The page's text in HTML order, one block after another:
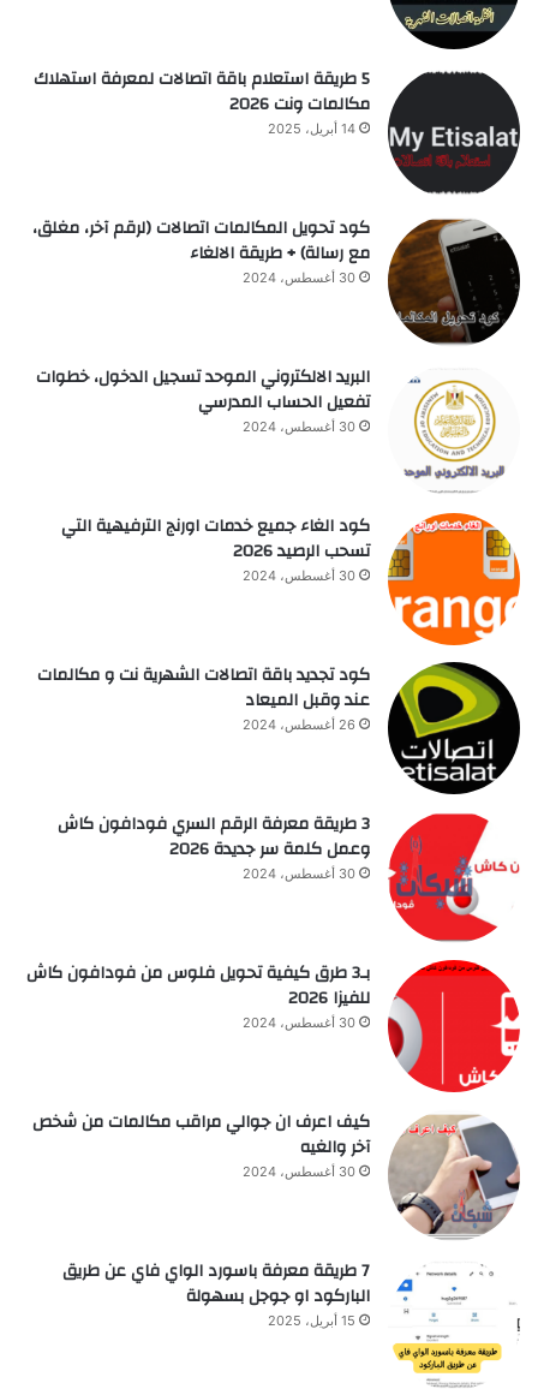
5 طريقة استعلام باقة اتصالات لمعرفة استهلاك
مكالمات ونت 2026
14 أبريل، 2025
كود تحويل المكالمات اتصالات (لرقم آخر، مغلق،
مع رسالة) + طريقة الالغاء
30 أغسطس، 2024
البريد الالكتروني الموحد تسجيل الدخول، خطوات
تفعيل الحساب المدرسي
30 أغسطس، 2024
كود الغاء جميع خدمات اورنج الترفيهية التي
تسحب الرصيد 2026
30 أغسطس، 2024
كود تجديد باقة اتصالات الشهرية نت و مكالمات
عند وقبل الميعاد
26 أغسطس، 2024
3 طريقة معرفة الرقم السري فودافون كاش
وعمل كلمة سر جديدة 2026
30 أغسطس، 2024
بـ3 طرق كيفية تحويل فلوس من فودافون كاش
للفيزا 2026
30 أغسطس، 2024
كيف اعرف ان جوالي مراقب مكالمات من شخص
آخر والغيه
30 أغسطس، 2024
7 طريقة معرفة باسورد الواي فاي عن طريق
الباركود او جوجل بسهولة
15 أبريل، 2025